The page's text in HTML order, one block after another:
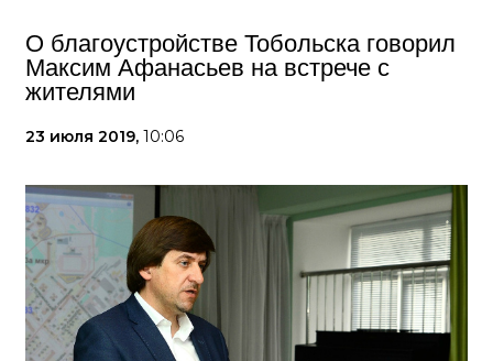
О благоустройстве Тобольска говорил
Максим Афанасьев на встрече с
жителями
23 июля 2019, 10:06